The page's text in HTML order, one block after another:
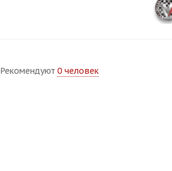
Рекомендуют 0 человек